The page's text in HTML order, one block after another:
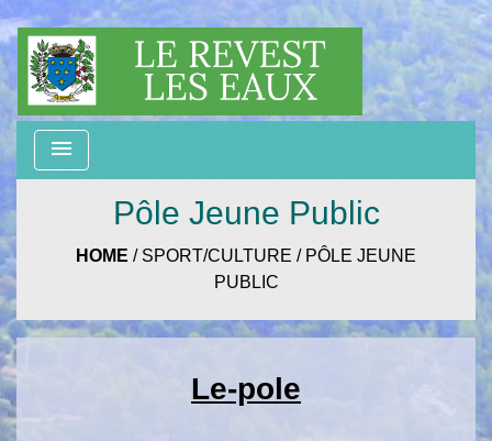
menu
Pôle Jeune Public
HOME / SPORT/CULTURE / PÔLE JEUNE
PUBLIC
Le-pole